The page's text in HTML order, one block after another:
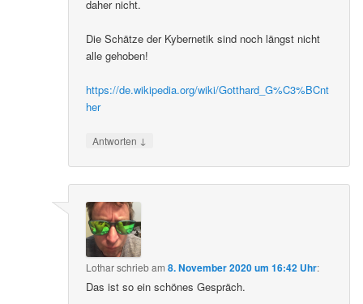
daher nicht.
Die Schätze der Kybernetik sind noch längst nicht
alle gehoben!
https://de.wikipedia.org/wiki/Gotthard_G%C3%BCnt
her
Antworten ↓
Lotharschriebam8. November 2020 um 16:42 Uhr:
Das ist so ein schönes Gespräch.